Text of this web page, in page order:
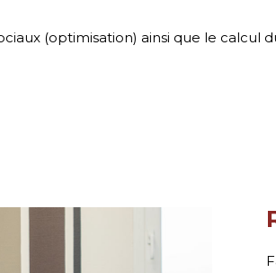
(optimisation) ainsi que le calcul